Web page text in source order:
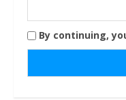
By continuing,